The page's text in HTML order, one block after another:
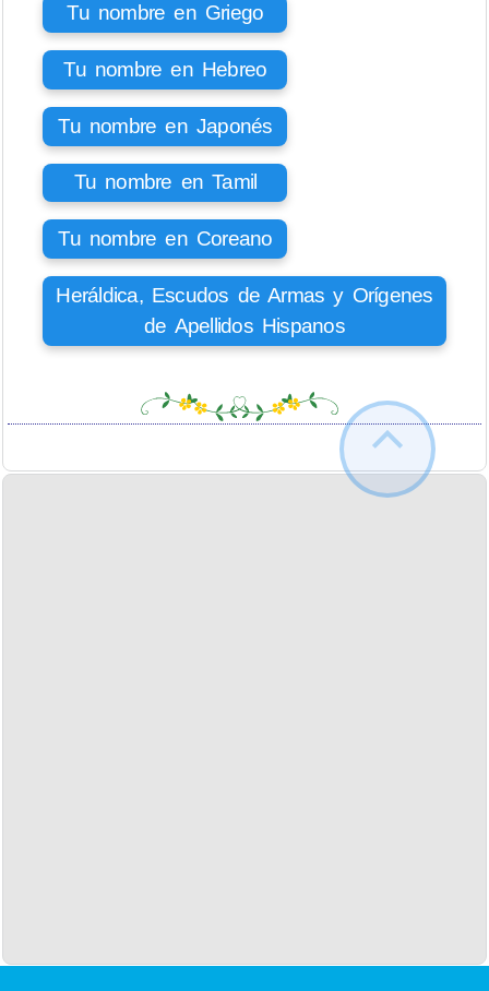
Tu nombre en Griego
Tu nombre en Hebreo
Tu nombre en Japonés
Tu nombre en Tamil
Tu nombre en Coreano
Heráldica, Escudos de Armas y Orígenes
de Apellidos Hispanos